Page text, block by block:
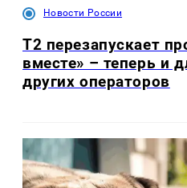
Новости России
Т2 перезапускает
вместе» – теперь и
других операторов